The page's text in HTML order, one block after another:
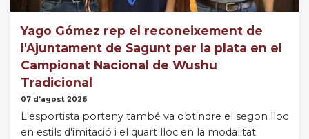
Yago Gómez rep el reconeixement de
l'Ajuntament de Sagunt per la plata en el
Campionat Nacional de Wushu
Tradicional
07 d’agost 2026
L'esportista porteny també va obtindre el segon lloc
en estils d'imitació i el quart lloc en la modalitat